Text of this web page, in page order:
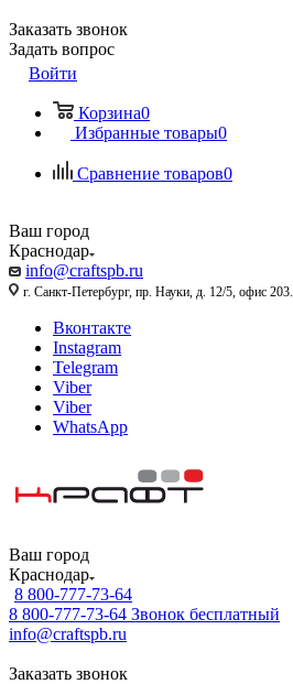
Заказать звонок
Задать вопрос
Войти
Корзина0
Избранные товары0
Сравнение товаров0
Ваш город
Краснодар
info@craftspb.ru
г. Санкт-Петербург, пр. Науки, д. 12/5, офис 203.
Вконтакте
Instagram
Telegram
Viber
Viber
WhatsApp
Ваш город
Краснодар
8 800-777-73-64
8 800-777-73-64 Звонок бесплатный
info@craftspb.ru
Заказать звонок